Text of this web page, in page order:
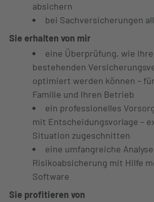
absichern
bei Sachversicherungen
Sie erhalten von mir
eine Überprüfung, wie Ihre
bestehenden
optimiert werden können –
Familie und Ihren Betrieb
ein professionelles
mit Entscheidungsvorlage –
Situation zugeschnitten
eine umfangreiche
Risikoabsicherung mit Hilfe
Software
Sie profitieren von